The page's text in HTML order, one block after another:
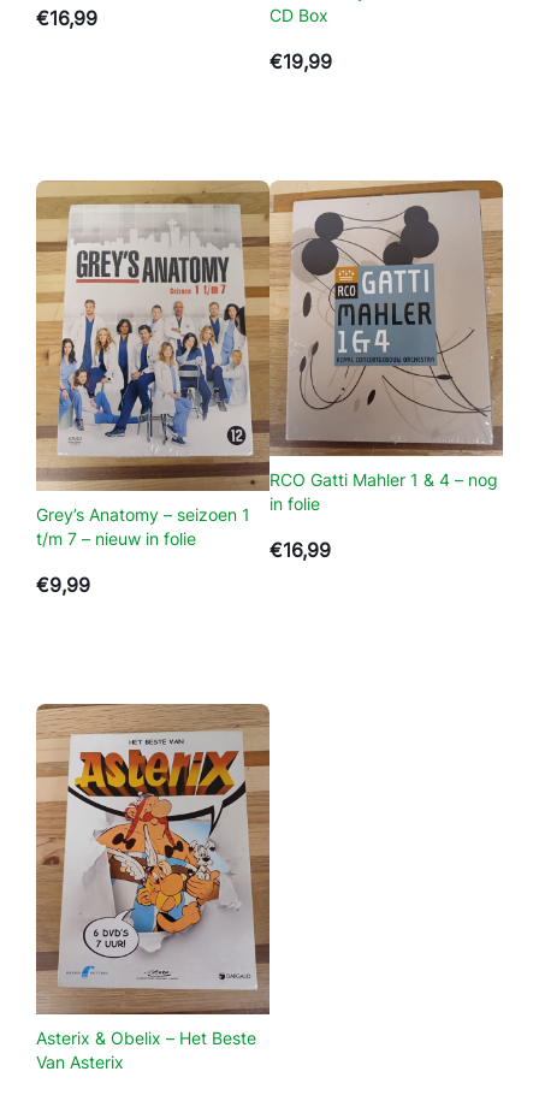
i
t
/
m
5
B
u
r
y
s
e
a
a
l
€16,99
CD Box
€19,99
Grey’s Anatomy – seizoen 1
t/m 7 – nieuw in folie
€9,99
RCO Gatti Mahler 1 & 4 – nog
in folie
€16,99
Asterix & Obelix – Het Beste
Van Asterix